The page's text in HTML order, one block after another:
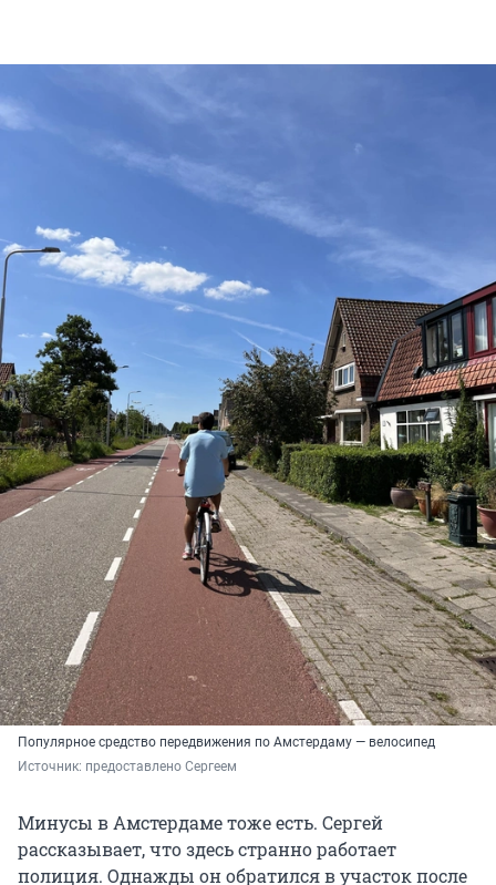
Популярное средство передвижения по Амстердаму — велосипед
Источник: предоставлено Сергеем
Минусы в Амстердаме тоже есть. Сергей
рассказывает, что здесь странно работает
полиция. Однажды он обратился в участок после